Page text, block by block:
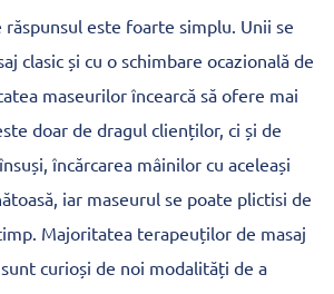
răspunsul este foarte simplu. Unii se
clasic și cu o schimbare ocazională de
maseurilor încearcă să ofere mai
doar de dragul clienților, ci și de
încărcarea mâinilor cu aceleași
iar maseurul se poate plictisi de
Majoritatea terapeuților de masaj
curioși de noi modalități de a